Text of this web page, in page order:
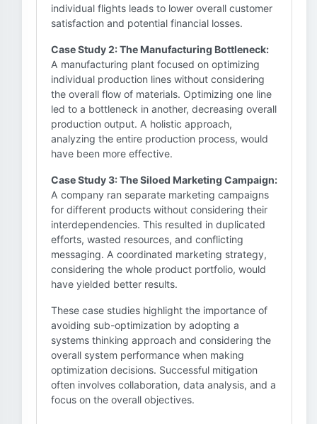
individual flights leads to lower overall customer
satisfaction and potential financial losses.
Case Study 2: The Manufacturing Bottleneck:
A manufacturing plant focused on optimizing
individual production lines without considering
the overall flow of materials. Optimizing one line
led to a bottleneck in another, decreasing overall
production output. A holistic approach,
analyzing the entire production process, would
have been more effective.
Case Study 3: The Siloed Marketing Campaign:
A company ran separate marketing campaigns
for different products without considering their
interdependencies. This resulted in duplicated
efforts, wasted resources, and conflicting
messaging. A coordinated marketing strategy,
considering the whole product portfolio, would
have yielded better results.
These case studies highlight the importance of
avoiding sub-optimization by adopting a
systems thinking approach and considering the
overall system performance when making
optimization decisions. Successful mitigation
often involves collaboration, data analysis, and a
focus on the overall objectives.